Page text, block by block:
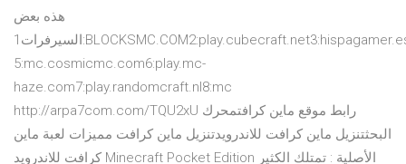
هذه بعض
السيرفرات1:BLOCKSMC.COM2:play.cubecraft.net3:hispagamer.es4:serv.bloodybattle.net
5:mc.cosmicmc.com6:play.mc-
haze.com7:play.randomcraft.nl8:mc
http://arpa7com.com/TQU2xU رابط موقع ماين كرافتمحرك
البحثتنزيل ماين كرافت للاندرويدتنزيل ماين كرافت مميزات لعبة ماين
كرافت للاندرويد Minecraft Pocket Edition الأصلية : تمتلك الكثير